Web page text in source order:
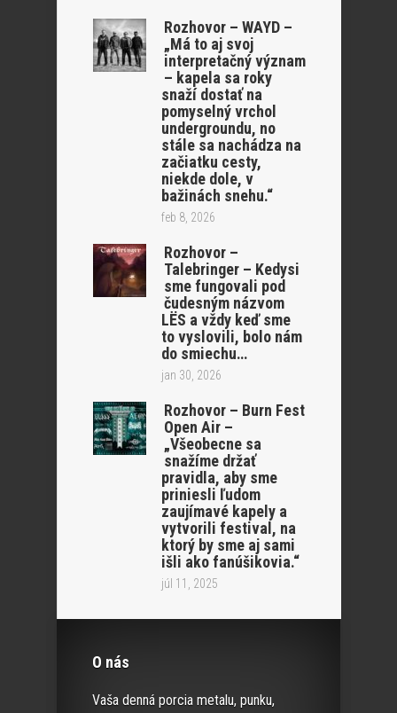
Rozhovor – WAYD –
„Má to aj svoj
interpretačný význam
– kapela sa roky
snaží dostať na
pomyselný vrchol
undergroundu, no
stále sa nachádza na
začiatku cesty,
niekde dole, v
bažinách snehu.“
feb 8, 2026
Rozhovor –
Talebringer – Kedysi
sme fungovali pod
čudesným názvom
LËS a vždy keď sme
to vyslovili, bolo nám
do smiechu…
jan 30, 2026
Rozhovor – Burn Fest
Open Air –
„Všeobecne sa
snažíme držať
pravidla, aby sme
priniesli ľudom
zaujímavé kapely a
vytvorili festival, na
ktorý by sme aj sami
išli ako fanúšikovia.“
júl 11, 2025
O nás
Vaša denná porcia metalu, punku,